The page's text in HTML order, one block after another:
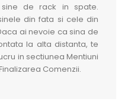
de rack in spate.
din fata si cele din
ai nevoie ca sina de
la alta distanta, te
in sectiunea Mentiuni
Comenzii.